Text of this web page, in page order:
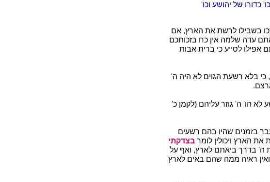
כדורו של יהושע וכו'
בשבילו לרשת את הארץ, אם
עדה שלמה אין כח בזכותכם
אפילו לסייע כי ברית אבות
בלא רשעת הגוים לא היה ה'
הו' ה' גוזר עליהם (לקמן כ'
בזמנים שהיו בהם רשעים
הארץ ויכולין לומר בצדקתי
ה' בדרך ביאתם לארץ, ואף על
ראיה ממה שהם באים לארץ